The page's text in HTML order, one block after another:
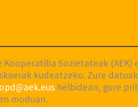
Kooperatiba Sozietateak
kudeatzeko. Zure
helbidean, gure
moduan.